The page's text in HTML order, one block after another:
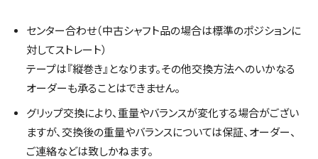
センター合わせ（中古シャフト品の場合は標準のポジションに
対してストレート）
テープは『縦巻き』となります。その他交換方法へのいかなる
オーダーも承ることはできません。
グリップ交換により、重量やバランスが変化する場合がござい
ますが、交換後の重量やバランスについては保証、オーダー、
ご連絡などは致しかねます。